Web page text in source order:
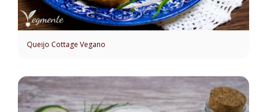
Queijo Cottage Vegano